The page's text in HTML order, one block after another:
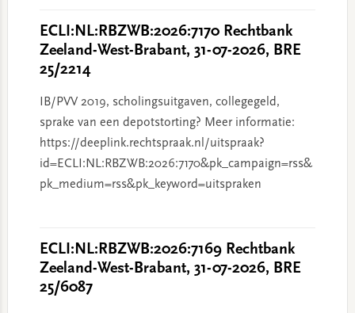
ECLI:NL:RBZWB:2026:7170 Rechtbank
Zeeland-West-Brabant, 31-07-2026, BRE
25/2214
IB/PVV 2019, scholingsuitgaven, collegegeld,
sprake van een depotstorting? Meer informatie:
https://deeplink.rechtspraak.nl/uitspraak?
id=ECLI:NL:RBZWB:2026:7170&pk_campaign=rss&
pk_medium=rss&pk_keyword=uitspraken
ECLI:NL:RBZWB:2026:7169 Rechtbank
Zeeland-West-Brabant, 31-07-2026, BRE
25/6087